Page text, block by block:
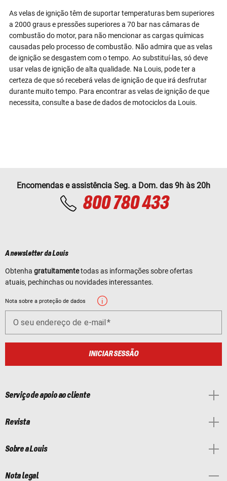
As velas de ignição têm de suportar temperaturas bem superiores
a 2000 graus e pressões superiores a 70 bar nas câmaras de
combustão do motor, para não mencionar as cargas químicas
causadas pelo processo de combustão. Não admira que as velas
de ignição se desgastem com o tempo. Ao substituí-las, só deve
usar velas de ignição de alta qualidade. Na Louis, pode ter a
certeza de que só receberá velas de ignição de que irá desfrutar
durante muito tempo. Para encontrar as velas de ignição de que
necessita, consulte a base de dados de motociclos da Louis.
Encomendas e assistência Seg. a Dom. das 9h às 20h
800 780 433
A newsletter da Louis
Obtenha gratuitamentetodas as informações sobre ofertas
atuais, pechinchas ou novidades interessantes.
Nota sobre a proteção de dados
O seu endereço de e-mail
INICIAR SESSÃO
Serviço de apoio ao cliente
Revista
Sobre a Louis
Nota legal